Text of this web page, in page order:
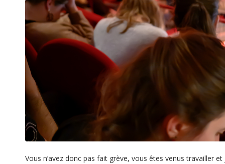
Vous n’avez donc pas fait grève, vous êtes venus travailler